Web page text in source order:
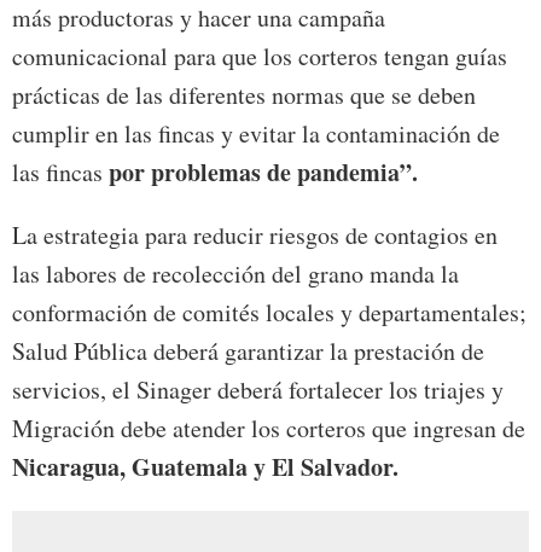
más productoras y hacer una campaña
comunicacional para que los corteros tengan guías
prácticas de las diferentes normas que se deben
cumplir en las fincas y evitar la contaminación de
las fincas por problemas de pandemia”.
La estrategia para reducir riesgos de contagios en
las labores de recolección del grano manda la
conformación de comités locales y departamentales;
Salud Pública deberá garantizar la prestación de
servicios, el Sinager deberá fortalecer los triajes y
Migración debe atender los corteros que ingresan de
Nicaragua, Guatemala y El Salvador.